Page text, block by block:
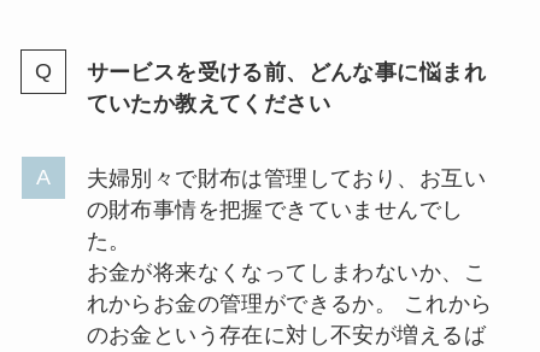
サービスを受ける前、どんな事に悩まれ
ていたか教えてください
夫婦別々で財布は管理しており、お互い
の財布事情を把握できていませんでし
た。
お金が将来なくなってしまわないか、こ
れからお金の管理ができるか。 これから
のお金という存在に対し不安が増えるば